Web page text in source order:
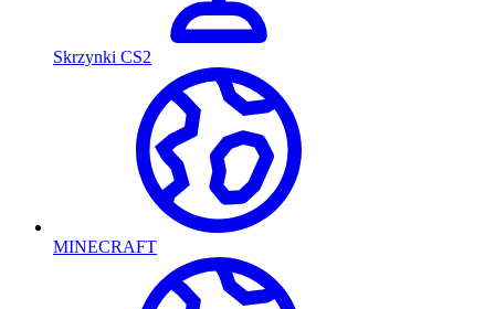
Skrzynki CS2
MINECRAFT